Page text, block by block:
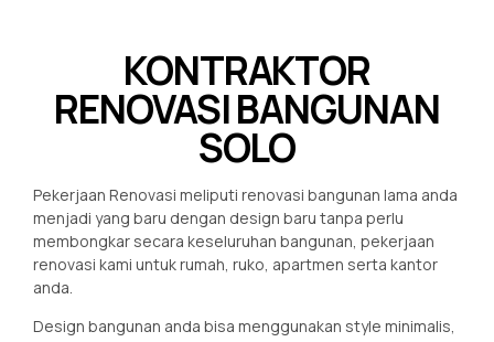
KONTRAKTOR
RENOVASI BANGUNAN
SOLO
Pekerjaan Renovasi meliputi renovasi bangunan lama anda
menjadi yang baru dengan design baru tanpa perlu
membongkar secara keseluruhan bangunan, pekerjaan
renovasi kami untuk rumah, ruko, apartmen serta kantor
anda.
Design bangunan anda bisa menggunakan style minimalis,